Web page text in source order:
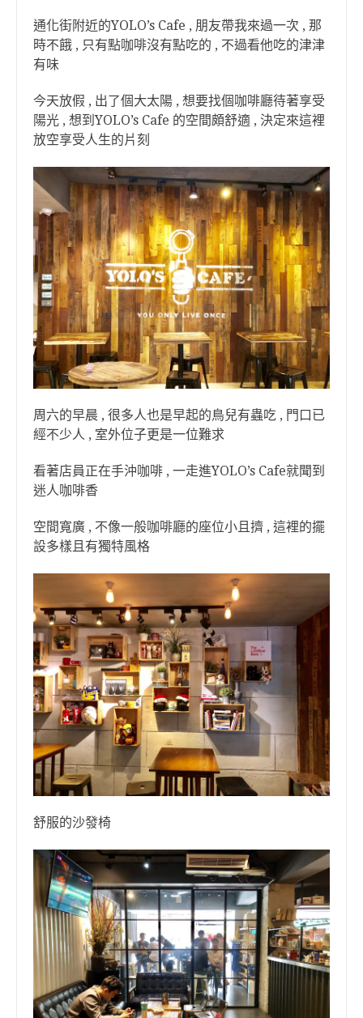
通化街附近的YOLO’s Cafe , 朋友帶我來過一次 , 那
時不餓 , 只有點咖啡沒有點吃的 , 不過看他吃的津津
有味
今天放假 , 出了個大太陽 , 想要找個咖啡廳待著享受
陽光 , 想到YOLO’s Cafe 的空間頗舒適 , 決定來這裡
放空享受人生的片刻
周六的早晨 , 很多人也是早起的鳥兒有蟲吃 , 門口已
經不少人 , 室外位子更是一位難求
看著店員正在手沖咖啡 , 一走進YOLO’s Cafe就聞到
迷人咖啡香
空間寬廣 , 不像一般咖啡廳的座位小且擠 , 這裡的擺
設多樣且有獨特風格
舒服的沙發椅